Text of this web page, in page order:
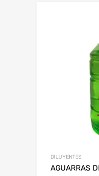
DILUYENTES
AGUARRAS